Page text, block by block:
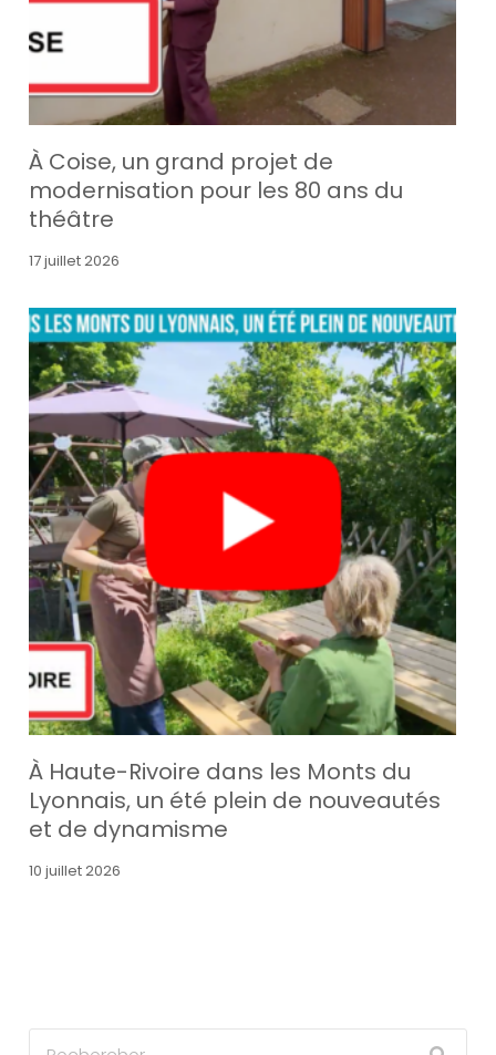
À Coise, un grand projet de
modernisation pour les 80 ans du
théâtre
17 juillet 2026
À Haute-Rivoire dans les Monts du
Lyonnais, un été plein de nouveautés
et de dynamisme
10 juillet 2026